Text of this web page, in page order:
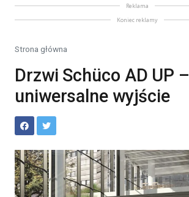
Reklama
Koniec reklamy
Strona główna
Drzwi Schüco AD UP –
uniwersalne wyjście